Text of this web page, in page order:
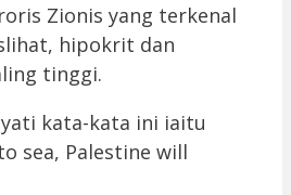
Zionis yang terkenal
hipokrit dan
tinggi.
kata-kata ini iaitu
sea, Palestine will